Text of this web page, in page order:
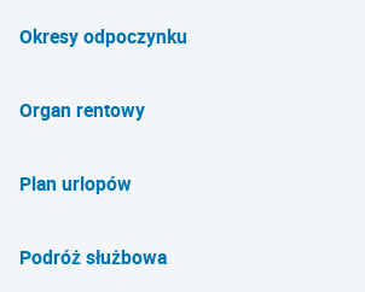
Okresy odpoczynku
Organ rentowy
Plan urlopów
Podróż służbowa